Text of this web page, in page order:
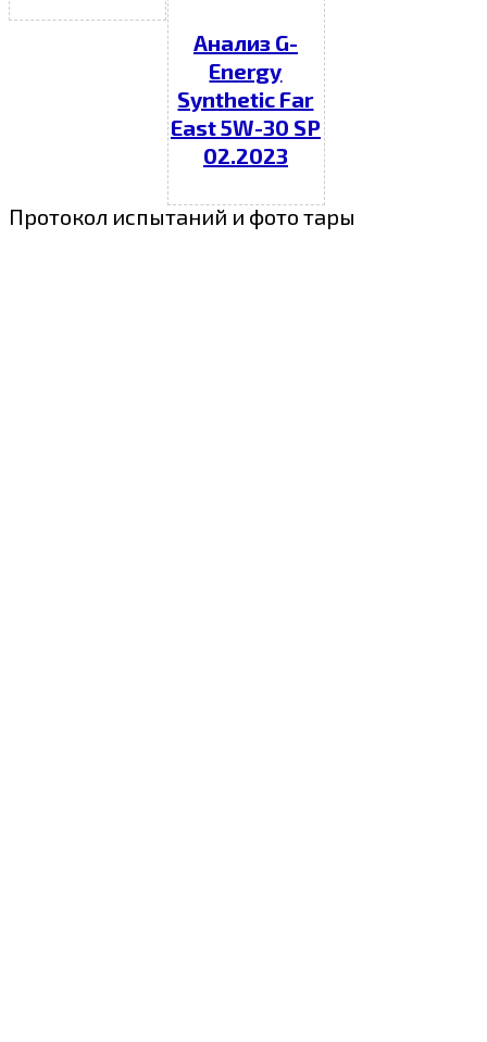
Анализ G-
Energy
Synthetic Far
East 5W-30 SP
02.2023
Протокол испытаний и фото тары